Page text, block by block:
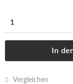
In
Vergleichen